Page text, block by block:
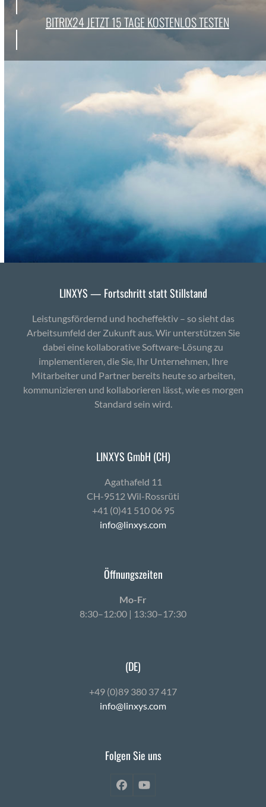
BITRIX24 JET­ZT 15 TAGE KOSTENLOS TESTEN
LINXYS — Fortschritt statt Stillstand
Leistungsfördernd und hocheffektiv – so sieht das
Arbeitsumfeld der Zukunft aus. Wir unterstützen Sie
dabei eine kollaborative Software-Lösung zu
implementieren, die Sie, Ihr Unternehmen, Ihre
Mitarbeiter und Partner bereits heute so arbeiten,
kommunizieren und kollaborieren lässt, wie es morgen
Standard sein wird.
LINXYS GmbH (CH)
Agath­afeld 11
CH-9512 Wil-Ross­rüti
+41 (0)41 510 06 95
info@linxys.com
Öffnungszeiten
Mo-Fr
8:30–12:00 | 13:30–17:30
(DE)
+49 (0)89 380 37 417
info@linxys.com
Folgen Sie uns
FacebookYouTube